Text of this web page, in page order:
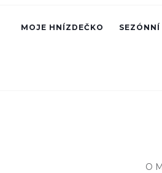
MOJE HNÍZDEČKO
O